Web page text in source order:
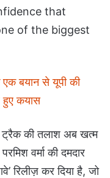
that
of the biggest
एक बयान से यूपी की
हुए कयास
ट्रैक की तलाश अब खत्म
वर्मा की दमदार
रिलीज़ कर दिया है, जो